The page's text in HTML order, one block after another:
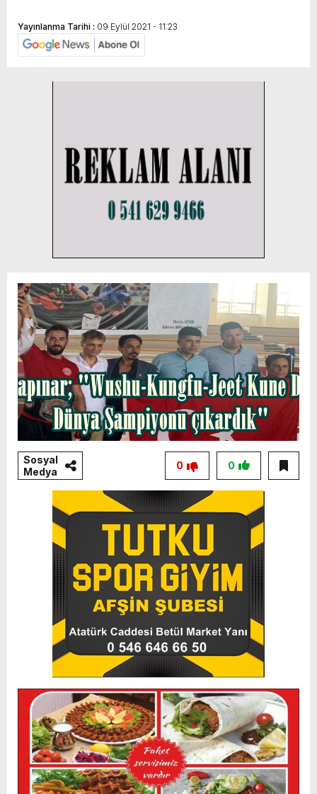
Yayınlanma Tarihi : 09 Eylül 2021 - 11:23
Sosyal
Medya
0
0